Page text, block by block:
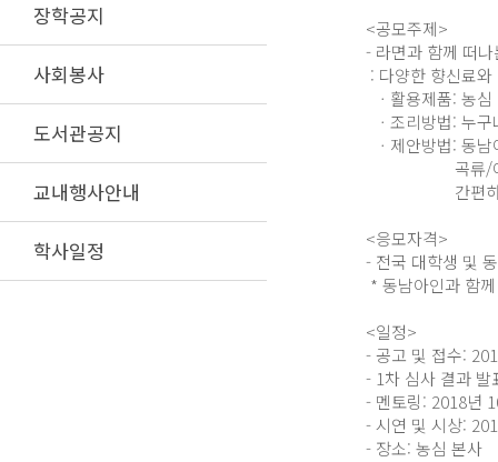
장학공지
사회봉사
도서관공지
교내행사안내
학사일정
<공모주제>
- 라면과 함께 떠
: 다양한 향신료
ㆍ활용제품: 농
ㆍ조리방법: 누
ㆍ제안방법: 동
곡류/어육류/
간편하고 쉽게
<응모자격>
- 전국 대학생 및
* 동남아인과 함
<일정>
- 공고 및 접수:
- 1차 심사 결과
- 멘토링: 2018년
- 시연 및 시상:
- 장소: 농심 본사